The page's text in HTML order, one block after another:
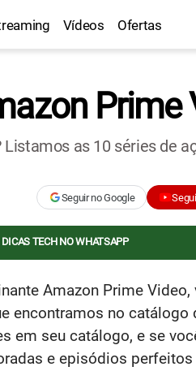
Vídeos Ofertas
Prime
as 10 séries de
Seguir no Google
TECH NO WHATSAPP
Amazon Prime
encontramos no catálogo
em seu catálogo, e se
e episódios perfeitos